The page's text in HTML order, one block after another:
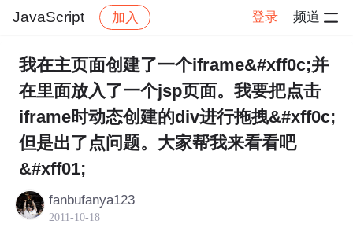
JavaScript 加入 登录 频道
社区 JavaScript 帖子详情
我在主页面创建了一个iframe&#xff0c;并
在里面放入了一个jsp页面。我要把点击
iframe时动态创建的div进行拖拽&#xff0c;
但是出了点问题。大家帮我来看看吧
&#xff01;
fanbufanya123
2011-10-18